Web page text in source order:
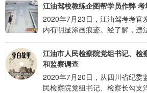
江油驾校教练企图帮学员作弊
2020年7月23日，江油驾考考官
内有明显涂画痕迹。经了解，
江油市人民检察院党组书记、检
和监察调查
2020年7月20日，从四川省纪委
民检察院党组书记、检察长勾